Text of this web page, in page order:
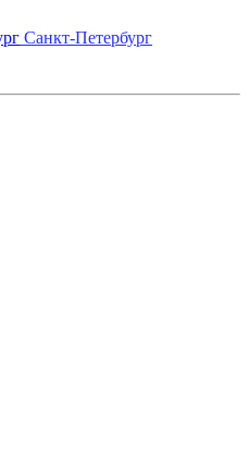
Санкт-Петербург